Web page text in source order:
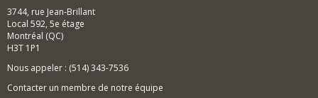
3744, rue Jean-Brillant
Local 592, 5e étage
Montréal (QC)
H3T 1P1
Nous appeler : (514) 343-7536
Contacter un membre de notre équipe